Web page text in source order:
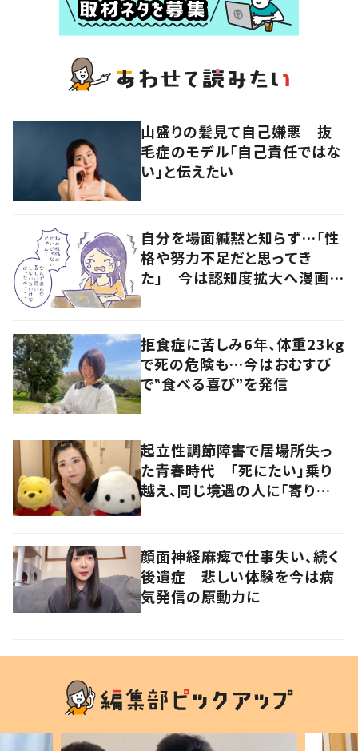
山盛りの髪見て自己嫌悪 抜
毛症のモデル「自己責任ではな
い」と伝えたい
自分を場面緘黙と知らず…「性
格や努力不足だと思ってき
た」 今は認知度拡大へ漫画で
拒食症に苦しみ6年、体重23kg
で死の危険も…今はおむすび
で‟食べる喜び”を発信
起立性調節障害で居場所失っ
た青春時代 「死にたい」乗り
越え、同じ境遇の人に「寄り添
顔面神経麻痺で仕事失い、続く
後遺症 悲しい体験を今は病
気発信の原動力に